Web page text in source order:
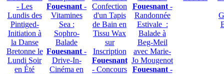
- Les
Lundis des
Pintiged-
Initiation à
la Danse
Bretonne le
Lundi Soir
en Été
Fouesnant -
Vitamines
Sea :
Sophro-
Balade
Fouesnant -
Drive-In-
Cinéma en
Confection
d'un Tapis
de Bain en
Tissu Wax
sur
Inscription
Fouesnant
- Concours
Fouesnant-
Randonnée
Estivale :
Balade à
Beg-Meil
avec Marie-
Jo Mougenot
Fouesnant-